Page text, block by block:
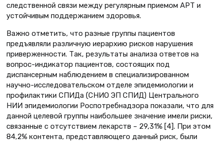
следственной связи между регулярным приемом АРТ и
устойчивым поддержанием здоровья.
Важно отметить, что разные группы пациентов
предъявляли различную иерархию рисков нарушения
приверженности. Так, результаты анализа ответов на
вопрос-индикатор пациентов, состоящих под
диспансерным наблюдением в специализированном
научно-исследовательском отделе эпидемиологии и
профилактики СПИДа (СНИО ЭП СПИД) Центрального
НИИ эпидемиологии Роспотребнадзора показали, что для
данной целевой группы наибольшее значение имели риски,
связанные с отсутствием лекарств – 29,31% [4]. При этом
84,2% контента, представляющего данный риск, были